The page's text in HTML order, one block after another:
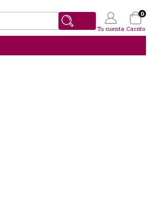
Tu cuenta Carrito
0